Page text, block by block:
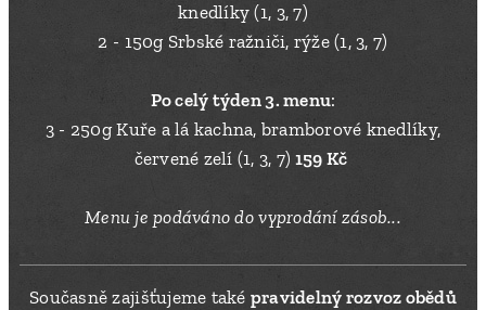
knedlíky (1, 3, 7)
2 - 150g Srbské ražniči, rýže (1, 3, 7)
Po celý týden 3. menu:
3 - 250g Kuře a lá kachna, bramborové knedlíky,
červené zelí (1, 3, 7) 159 Kč
Menu je podáváno do vyprodání zásob...
Současně zajišťujeme také pravidelný rozvoz obědů